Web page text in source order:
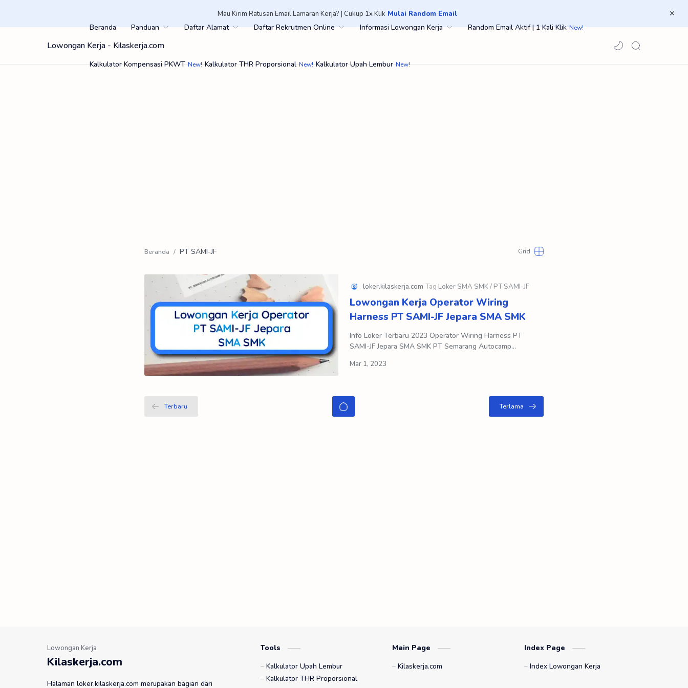
Mau Kirim Ratusan Email Lamaran Kerja? | Cukup 1x Klik Mulai Random Email
Lowongan Kerja - Kilaskerja.com
Beranda Panduan Daftar Alamat Daftar Rekrutmen Online Informasi Lowongan Kerja Random Email Aktif | 1 Kali Klik
Kalkulator Kompensasi PKWT Kalkulator THR Proporsional Kalkulator Upah Lembur
PT SAMI-JF
Lowongan Kerja Operator Wiring
Harness PT SAMI-JF Jepara SMA SMK
Info Loker Terbaru 2023 Operator Wiring Harness PT
SAMI-JF Jepara SMA SMK PT Semarang Autocamp
Kilaskerja.com
Halaman loker.kilaskerja.com merupakan bagian dari
Tools
Kalkulator Upah Lembur
Kalkulator THR Proporsional
Main Page
Kilaskerja.com
Index Page
Index Lowongan Kerja